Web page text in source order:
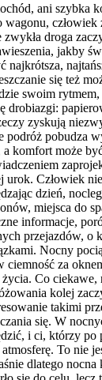
ani
droga
jakby
się też
swoim
zyskują
podróż
komfort może
Człowiek
dzień,
miejsca do
informacje,
przejazdów,
Nocny
za
Co
kolej
takimi
się. W
i ci, którzy
To
dlatego